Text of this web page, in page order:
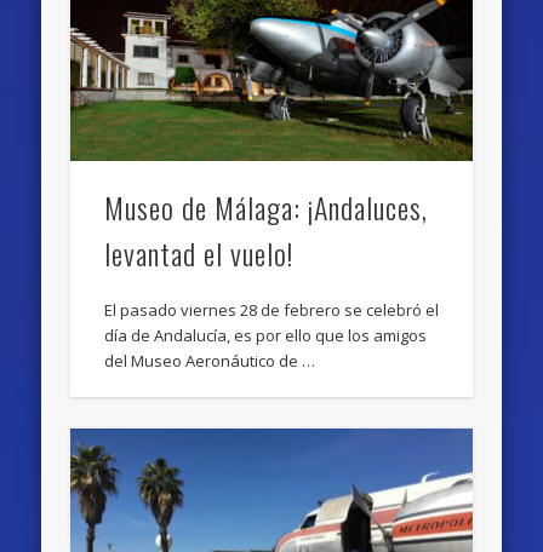
Museo de Málaga: ¡Andaluces,
levantad el vuelo!
El pasado viernes 28 de febrero se celebró el
día de Andalucía, es por ello que los amigos
del Museo Aeronáutico de …